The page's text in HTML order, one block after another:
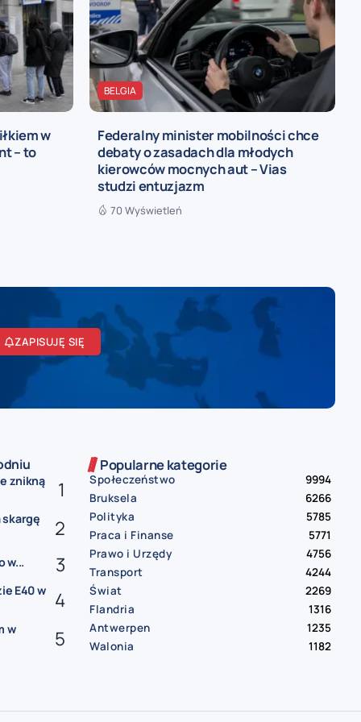
w
– to
BELGIA
Federalny minister mobilności chce
debaty o zasadach dla młodych
kierowców mocnych aut – Vias
studzi entuzjazm
70 Wyświetleń
ZAPISUJĘ SIĘ
znikną
skargę
w...
E40 w
w
Popularne kategorie
Społeczeństwo
9994
Bruksela
6266
Polityka
5785
Praca i Finanse
5771
Prawo i Urzędy
4756
Transport
4244
Świat
2269
Flandria
1316
Antwerpen
1235
Walonia
1182